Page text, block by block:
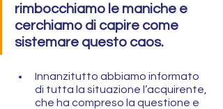
rimbocchiamo le maniche e
cerchiamo di capire come
sistemare questo caos.
Innanzitutto abbiamo informato
di tutta la situazione l’acquirente,
che ha compreso la questione e